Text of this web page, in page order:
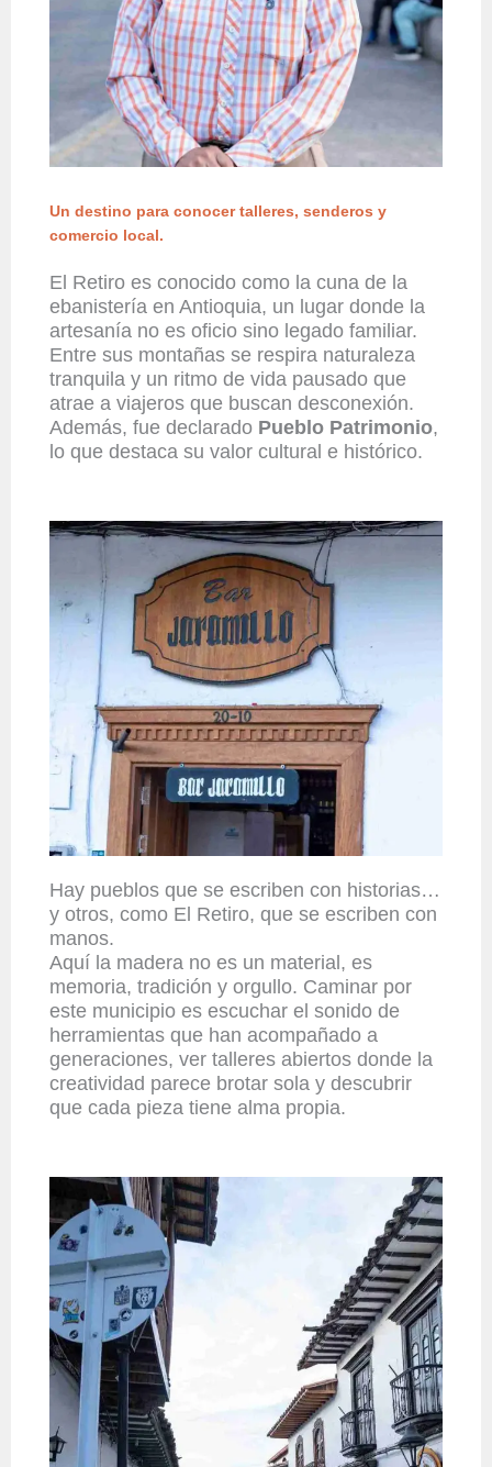
Un destino para conocer talleres, senderos y
comercio local.
El Retiro es conocido como la cuna de la
ebanistería en Antioquia, un lugar donde la
artesanía no es oficio sino legado familiar.
Entre sus montañas se respira naturaleza
tranquila y un ritmo de vida pausado que
atrae a viajeros que buscan desconexión.
Además, fue declarado Pueblo Patrimonio,
lo que destaca su valor cultural e histórico.
Hay pueblos que se escriben con historias…
y otros, como El Retiro, que se escriben con
manos.
Aquí la madera no es un material, es
memoria, tradición y orgullo. Caminar por
este municipio es escuchar el sonido de
herramientas que han acompañado a
generaciones, ver talleres abiertos donde la
creatividad parece brotar sola y descubrir
que cada pieza tiene alma propia.